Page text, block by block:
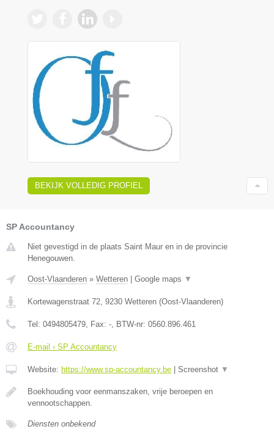
BEKIJK VOLLEDIG PROFIEL
SP Accountancy
Niet gevestigd in de plaats Saint Maur en in de provincie
Henegouwen.
Oost-Vlaanderen » Wetteren Google maps ▼
Kortewagenstraat 72 9230 Wetteren (Oost-Vlaanderen)
Tel: 0494805479 , Fax: - , BTW-nr: 0560.896.461
E-mail › SP Accountancy
Website: https://www.sp-accountancy.be Screenshot ▼
Boekhouding voor eenmanszaken, vrije beroepen en
vennootschappen.
Diensten onbekend